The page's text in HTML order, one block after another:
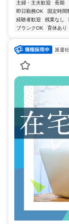
主婦・主夫歓迎 長期
即日勤務OK
固定時間
経験者歓迎
残業なし
ブランクOK
育休あり
派遣